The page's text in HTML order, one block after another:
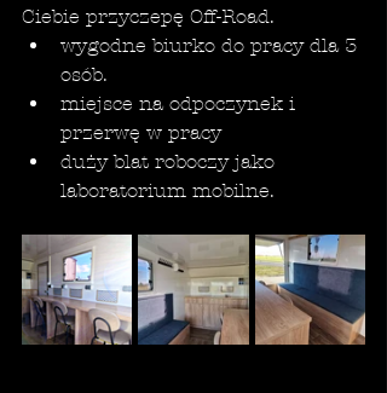
Ciebie przyczepę Off-Road.
wygodne biurko do pracy dla 3
osób.
miejsce na odpoczynek i
przerwę w pracy
duży blat roboczy jako
laboratorium mobilne.